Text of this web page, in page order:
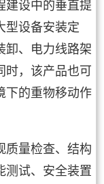
建设中的垂直提
型设备安装定
卸、电力线路架
时，该产品也可
下的重物移动作
质量检查、结构
测试、安全装置